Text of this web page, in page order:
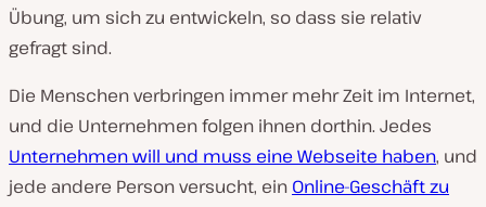
Übung, um sich zu entwickeln, so dass sie relativ
gefragt sind.
Die Menschen verbringen immer mehr Zeit im Internet,
und die Unternehmen folgen ihnen dorthin. Jedes
Unternehmen will und muss eine Webseite haben, und
jede andere Person versucht, ein Online-Geschäft zu